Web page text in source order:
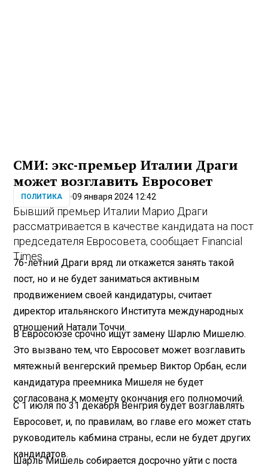
СМИ: экс-премьер Италии Драги
может возглавить Евросовет
ПОЛИТИКА 09 января 2024 12:42
Бывший премьер Италии Марио Драги
рассматривается в качестве кандидата на пост
председателя Евросовета, сообщает Financial
Times.
76-летний Драги вряд ли откажется занять такой
пост, но и не будет заниматься активным
продвижением своей кандидатуры, считает
директор итальянского Института международных
отношений Натали Точчи.
В Евросоюзе срочно ищут замену Шарлю Мишелю.
Это вызвано тем, что Евросовет может возглавить
мятежный венгерский премьер Виктор Орбан, если
кандидатура преемника Мишеля не будет
согласована к моменту окончания его полномочий.
С 1 июля по 31 декабря Венгрия будет возглавлять
Евросовет, и, по правилам, во главе его может стать
руководитель кабмина страны, если не будет других
кандидатов.
Шарль Мишель собирается досрочно уйти с поста